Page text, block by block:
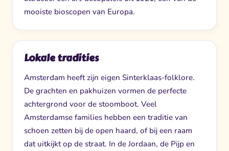
mooiste bioscopen van Europa.
Lokale tradities
Amsterdam heeft zijn eigen Sinterklaas-folklore.
De grachten en pakhuizen vormen de perfecte
achtergrond voor de stoomboot. Veel
Amsterdamse families hebben een traditie van
schoen zetten bij de open haard, of bij een raam
dat uitkijkt op de straat. In de Jordaan, de Pijp en